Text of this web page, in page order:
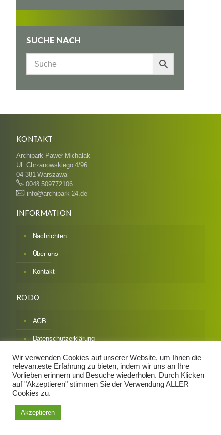
SUCHE NACH
KONTAKT
Archipark Paweł Michalak
Ul. Chrzanowskiego 4/96
04-381 Warszawa
0048 509772106
info@archipark-24.de
INFORMATION
Nachrichten
Über uns
Kontakt
RODO
AGB
Datenschutzerklärung
Impressum
Widerrufsbelehrung & Formular
Zahlarten / Versandarten
Wir verwenden Cookies auf unserer Website, um Ihnen die
relevanteste Erfahrung zu bieten, indem wir uns an Ihre
Vorlieben erinnern und Besuche wiederholen. Durch Klicken
auf "Akzeptieren" stimmen Sie der Verwendung ALLER
Cookies zu.
Akzeptieren